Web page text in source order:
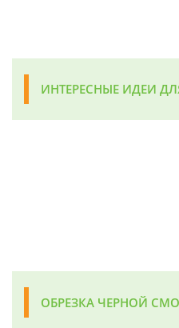
ИНТЕРЕСНЫЕ ИДЕИ
ОБРЕЗКА ЧЕРНОЙ